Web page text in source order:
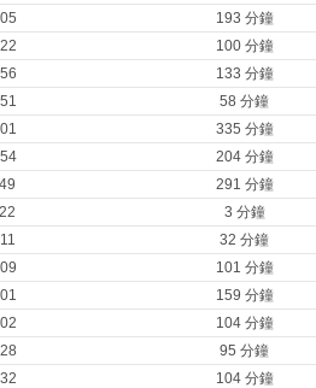
193 分鐘
100 分鐘
133 分鐘
58 分鐘
335 分鐘
204 分鐘
291 分鐘
3 分鐘
32 分鐘
101 分鐘
159 分鐘
104 分鐘
95 分鐘
104 分鐘